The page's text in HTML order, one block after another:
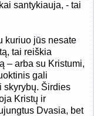
santykiauja, - tai
kuriuo jūs nesate
tai reiškia
– arba su Kristumi,
gali
skyrybų. Širdies
Kristų ir
Dvasia, bet